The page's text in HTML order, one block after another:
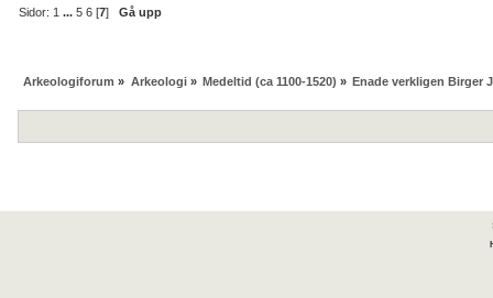
Sidor: 1 ...5 6 [7]Gå upp
Arkeologiforum » Arkeologi» Medeltid (ca 1100-1520) » Enade verkligen Birger